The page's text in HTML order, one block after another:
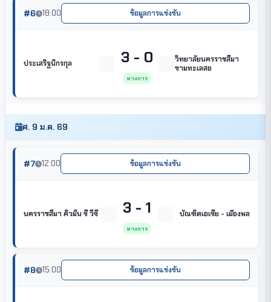
#6 18:00 ข้อมูลการแข่งขัน
ประเสริฐนิกรกุล 3 - 0
ทางการ
วิทยาลัยนครราชสีมา
ขามทะเลสอ
ศ. 9 ม.ค. 69
#7 12:00 ข้อมูลการแข่งขัน
นครราชสีมา คิวมิน ซี วีซี 3 - 1
ทางการ
บัณฑิตเอเซีย - เมืองพล
#8 15:00 ข้อมูลการแข่งขัน